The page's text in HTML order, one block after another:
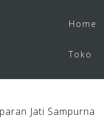
Home
Toko
Jati Sampurna